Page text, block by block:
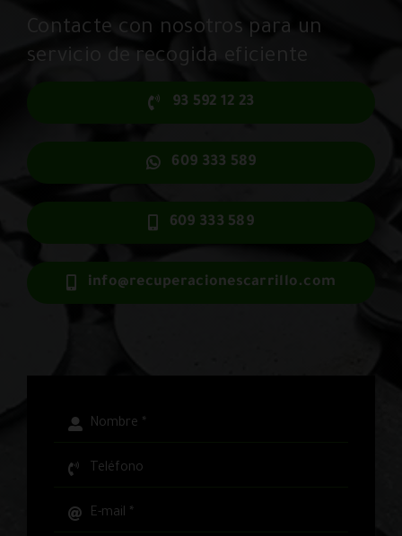
Contacte con nosotros para un
servicio de recogida eficiente
93 592 12 23
609 333 589
609 333 589
info@recuperacionescarrillo.com